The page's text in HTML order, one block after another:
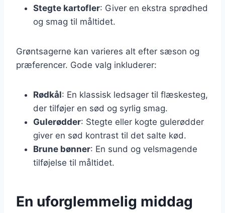
Stegte kartofler: Giver en ekstra sprødhed
og smag til måltidet.
Grøntsagerne kan varieres alt efter sæson og
præferencer. Gode valg inkluderer:
Rødkål: En klassisk ledsager til flæskesteg,
der tilføjer en sød og syrlig smag.
Gulerødder: Stegte eller kogte gulerødder
giver en sød kontrast til det salte kød.
Brune bønner: En sund og velsmagende
tilføjelse til måltidet.
En uforglemmelig middag